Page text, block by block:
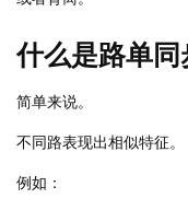
什么是路单同
简单来说。
不同路表现出相似特征。
例如：